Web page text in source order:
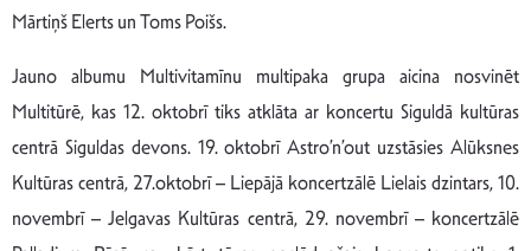
Mārtiņš Elerts un Toms Poišs.
Jauno albumu Multivitamīnu multipaka grupa aicina nosvinēt
Multitūrē, kas 12. oktobrī tiks atklāta ar koncertu Siguldā kultūras
centrā Siguldas devons. 19. oktobrī Astro’n’out uzstāsies Alūksnes
Kultūras centrā, 27.oktobrī – Liepājā koncertzālē Lielais dzintars, 10.
novembrī – Jelgavas Kultūras centrā, 29. novembrī – koncertzālē